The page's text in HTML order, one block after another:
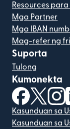
Resources
Mga Partner
Mga IBAN
Mag-refer ng
Suporta
Tulong
Kumonekta
(bubukas
Kasunduan sa
Kasunduan sa